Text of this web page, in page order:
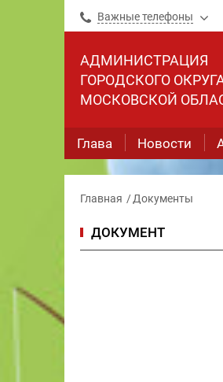
Важные телефоны
АДМИНИСТРАЦИЯ
ГОРОДСКОГО
МОСКОВСКОЙ
Глава Новости
Главная Документы
ДОКУМЕНТ